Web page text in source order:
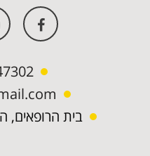
בית הרופאים, הגליל 78